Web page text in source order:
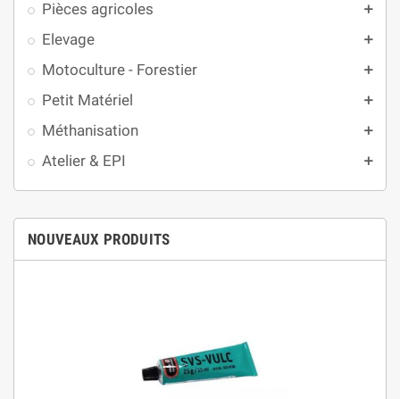
Pièces agricoles add
Elevage add
Motoculture - Forestier add
Petit Matériel add
Méthanisation add
Atelier & EPI add
NOUVEAUX PRODUITS